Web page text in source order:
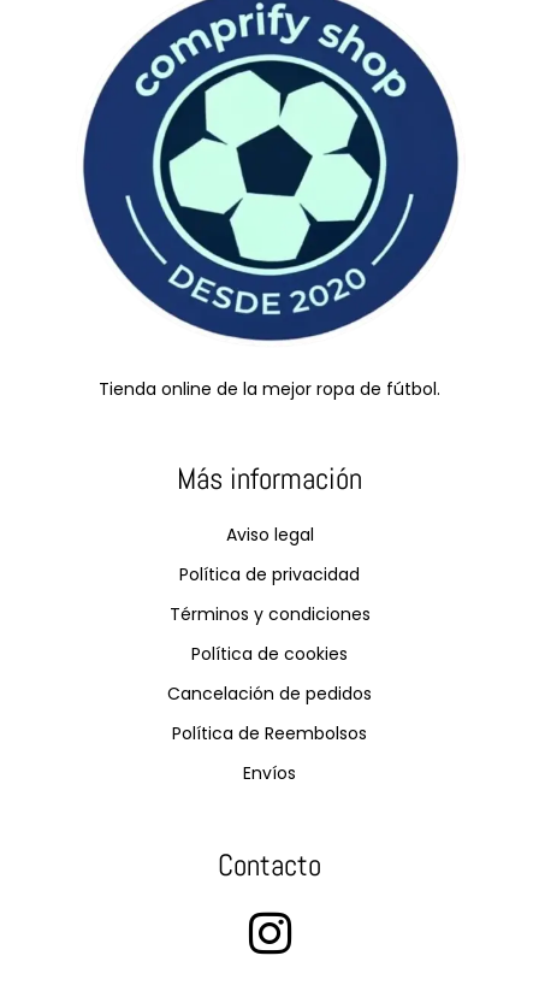
Tienda online de la mejor ropa de fútbol.
Más información
Aviso legal
Política de privacidad
Términos y condiciones
Política de cookies
Cancelación de pedidos
Política de Reembolsos
Envíos
Contacto